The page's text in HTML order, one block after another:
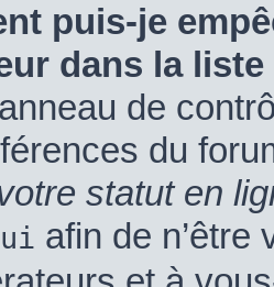
puis-je
dans la
de
du
statut en
afin de n’être